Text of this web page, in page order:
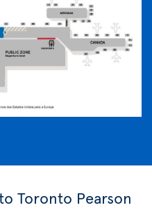
Toronto Pearson